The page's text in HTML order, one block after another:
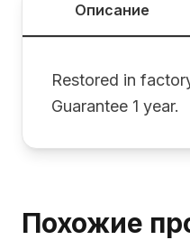
Описание
Restored in
Guarantee 1 year.
Похожие